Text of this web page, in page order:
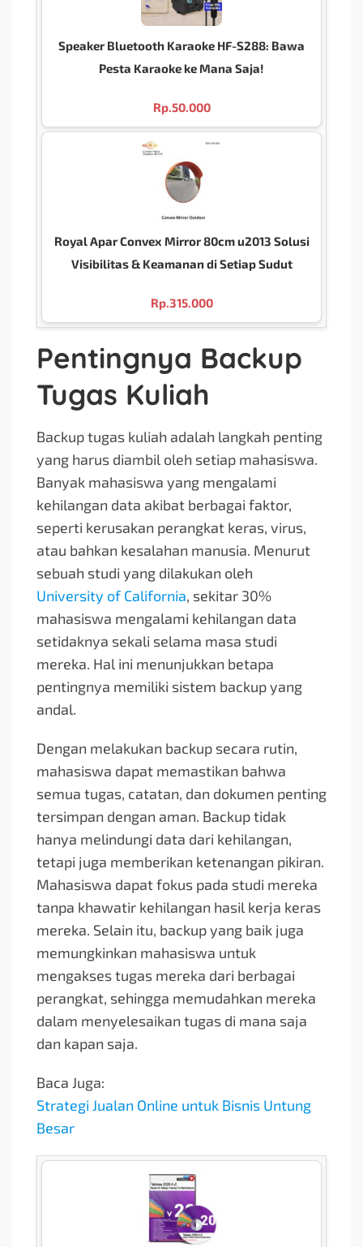
Speaker Bluetooth Karaoke HF-S288: Bawa
Pesta Karaoke ke Mana Saja!
Rp.50.000
Royal Apar Convex Mirror 80cm u2013 Solusi
Visibilitas & Keamanan di Setiap Sudut
Rp.315.000
Pentingnya Backup
Tugas Kuliah
Backup tugas kuliah adalah langkah penting
yang harus diambil oleh setiap mahasiswa.
Banyak mahasiswa yang mengalami
kehilangan data akibat berbagai faktor,
seperti kerusakan perangkat keras, virus,
atau bahkan kesalahan manusia. Menurut
sebuah studi yang dilakukan oleh
University of California, sekitar 30%
mahasiswa mengalami kehilangan data
setidaknya sekali selama masa studi
mereka. Hal ini menunjukkan betapa
pentingnya memiliki sistem backup yang
andal.
Dengan melakukan backup secara rutin,
mahasiswa dapat memastikan bahwa
semua tugas, catatan, dan dokumen penting
tersimpan dengan aman. Backup tidak
hanya melindungi data dari kehilangan,
tetapi juga memberikan ketenangan pikiran.
Mahasiswa dapat fokus pada studi mereka
tanpa khawatir kehilangan hasil kerja keras
mereka. Selain itu, backup yang baik juga
memungkinkan mahasiswa untuk
mengakses tugas mereka dari berbagai
perangkat, sehingga memudahkan mereka
dalam menyelesaikan tugas di mana saja
dan kapan saja.
Baca Juga:
Strategi Jualan Online untuk Bisnis Untung
Besar